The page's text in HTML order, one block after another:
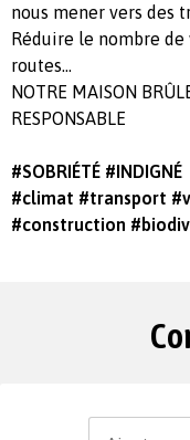
nous mener vers des
Réduire le nombre
routes...
NOTRE MAISON
RESPONSABLE
#SOBRIÉTÉ #INDIGNÉ
#climat #transport
#construction